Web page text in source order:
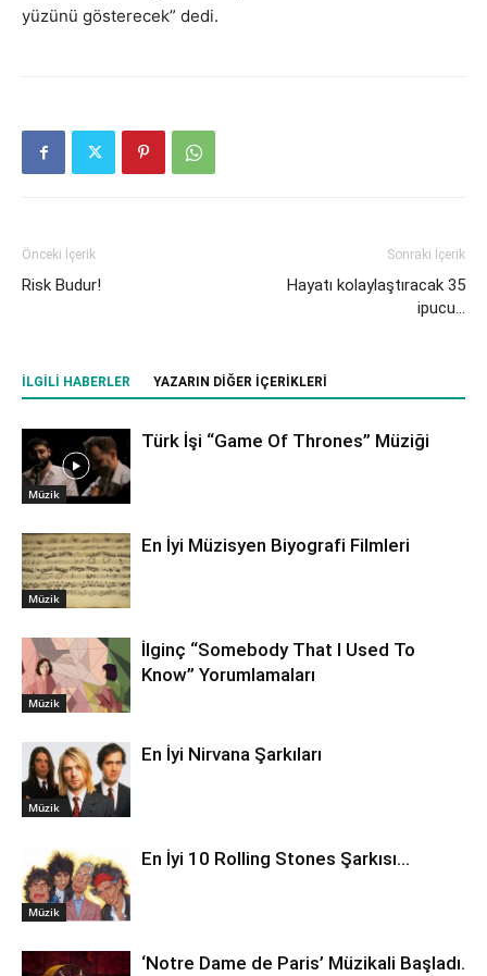
yüzünü gösterecek” dedi.
Önceki İçerik
Risk Budur!
Sonraki İçerik
Hayatı kolaylaştıracak 35
ipucu…
İLGILI HABERLER YAZARIN DIĞER İÇERIKLERI
Müzik
Türk İşi “Game Of Thrones” Müziği
Müzik
En İyi Müzisyen Biyografi Filmleri
Müzik
İlginç “Somebody That I Used To
Know” Yorumlamaları
Müzik
En İyi Nirvana Şarkıları
Müzik
En İyi 10 Rolling Stones Şarkısı…
‘Notre Dame de Paris’ Müzikali Başladı.